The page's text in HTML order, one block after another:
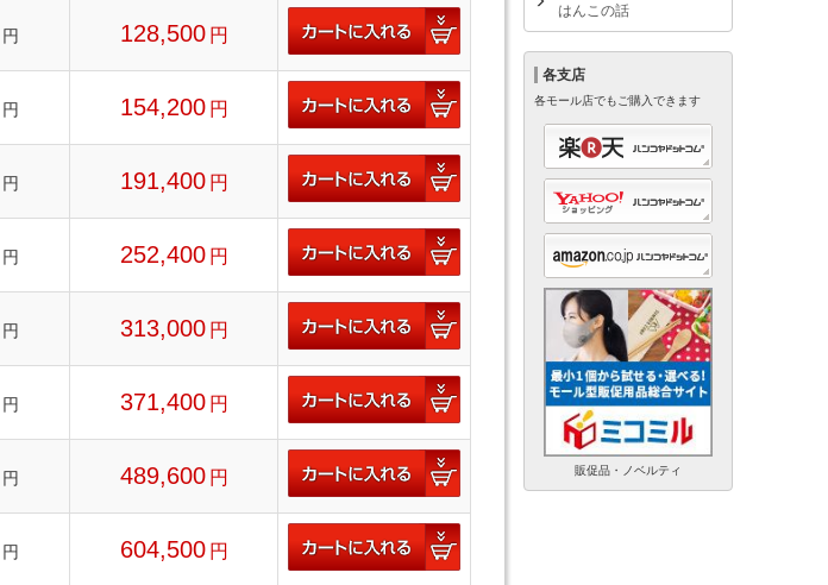
円 128,500 円
円 154,200 円
円 191,400 円
円 252,400 円
円 313,000 円
円 371,400 円
円 489,600 円
円 604,500 円
はんこの話
各支店
各モール店でもご購入できます
販促品・ノベルティ